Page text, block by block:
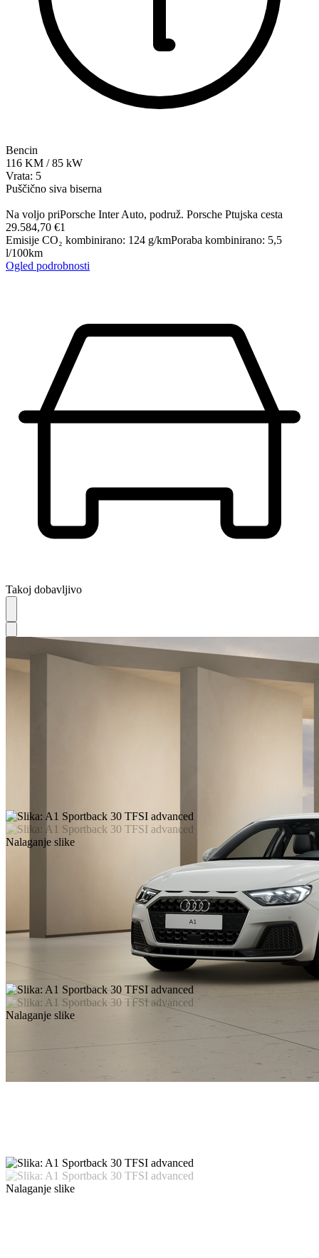
Bencin
116 KM / 85 kW
Vrata: 5
Puščično siva biserna
Na voljo priPorsche Inter Auto, podruž. Porsche Ptujska cesta
29.584,70 €1
Emisije CO₂ kombinirano: 124 g/kmPoraba kombinirano: 5,5
l/100km
Ogled podrobnosti
Takoj dobavljivo
Nalaganje slike
Nalaganje slike
Nalaganje slike